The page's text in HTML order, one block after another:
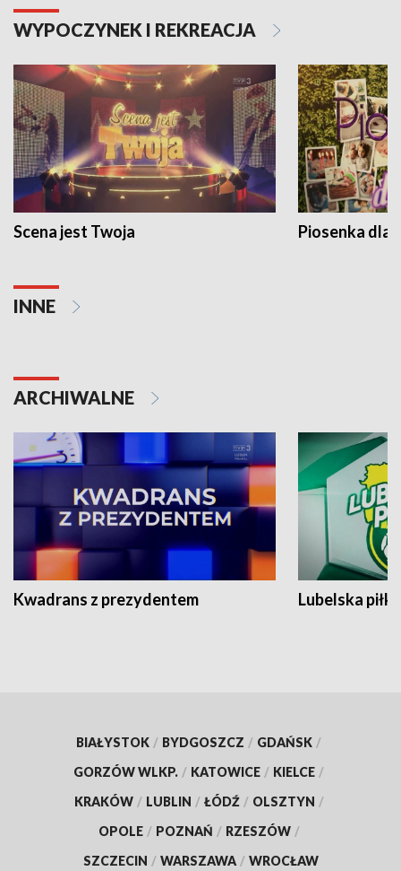
WYPOCZYNEK I REKREACJA
Scena jest Twoja Piosenka dla
INNE
ARCHIWALNE
Kwadrans z prezydentem Lubelska piłka
BIAŁYSTOK / BYDGOSZCZ / GDAŃSK /
GORZÓW WLKP. / KATOWICE / KIELCE /
KRAKÓW / LUBLIN / ŁÓDŹ / OLSZTYN /
OPOLE / POZNAŃ / RZESZÓW /
SZCZECIN / WARSZAWA / WROCŁAW